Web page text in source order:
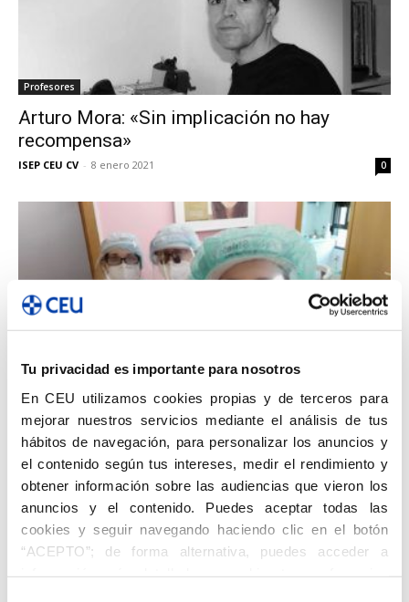
Tu privacidad es importante para nosotros
En CEU utilizamos cookies propias y de terceros para
mejorar nuestros servicios mediante el análisis de tus
hábitos de navegación, para personalizar los anuncios y
el contenido según tus intereses, medir el rendimiento y
obtener información sobre las audiencias que vieron los
anuncios y el contenido. Puedes aceptar todas las
cookies y seguir navegando haciendo clic en el botón
“ACEPTO”; de forma alternativa, puedes acceder a
Profesores
Arturo Mora: «Sin implicación no hay
recompensa»
ISEP CEU CV - 8 enero 2021 0
Profesionales
Clínicas dentales: preparadas en la
desescalada